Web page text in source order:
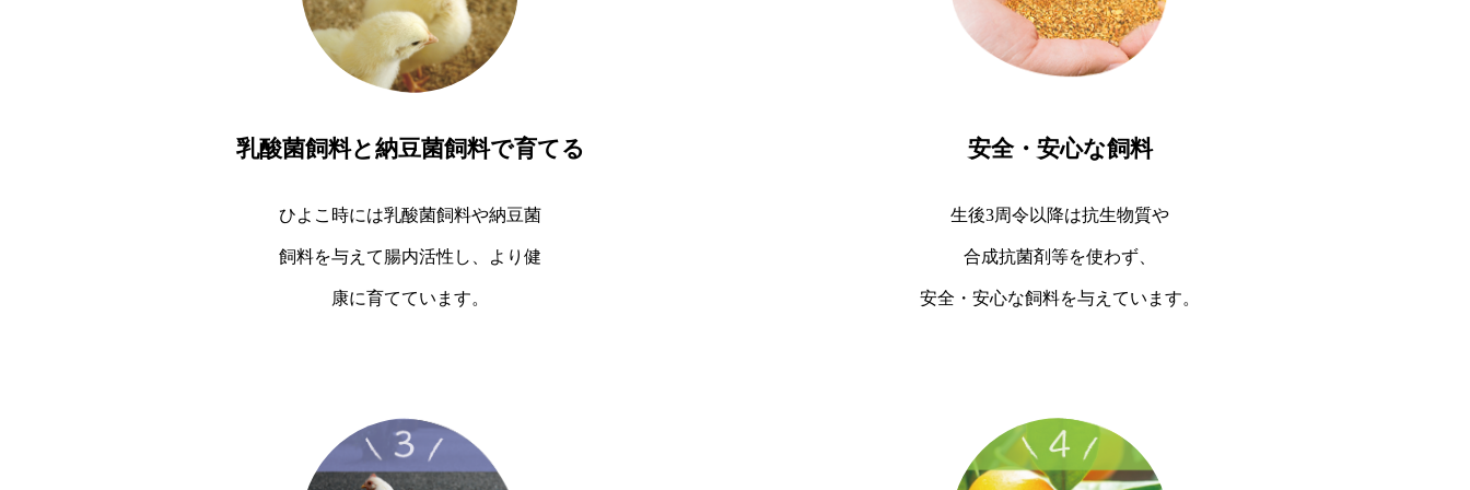
乳酸菌飼料と納豆菌飼料で育てる
ひよこ時には乳酸菌飼料や納豆菌
飼料を与えて腸内活性し、より健
康に育てています。
安全・安心な飼料
生後3周令以降は抗生物質や
合成抗菌剤等を使わず、
安全・安心な飼料を与えています。